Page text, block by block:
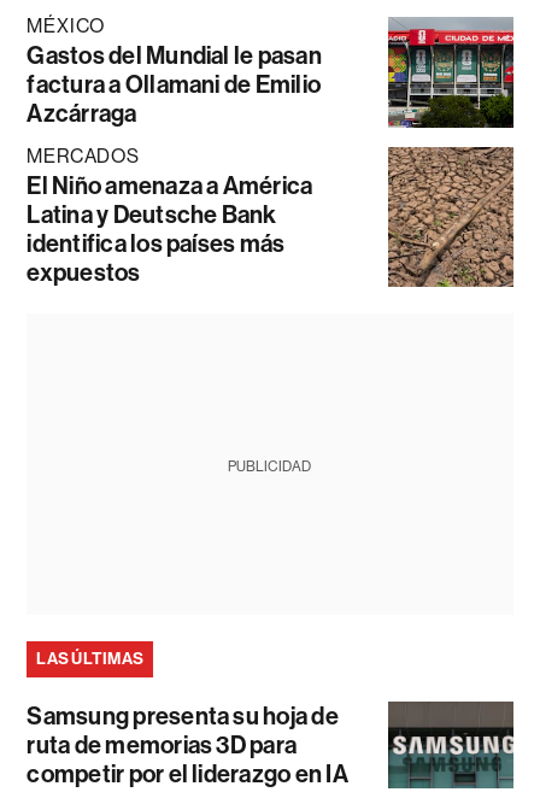
MÉXICO
Gastos del Mundial le pasan
factura a Ollamani de Emilio
Azcárraga
MERCADOS
El Niño amenaza a América
Latina y Deutsche Bank
identifica los países más
expuestos
PUBLICIDAD
LAS ÚLTIMAS
Samsung presenta su hoja de
ruta de memorias 3D para
competir por el liderazgo en IA